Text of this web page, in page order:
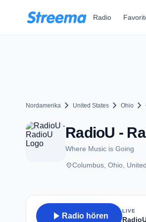
Radio
Nordamerika chevron_right United States chevron_right Ohio chevron_right
RadioU -
Where Music is Going
placeColumbus, Ohio,
play_arrow Radio hören
LIVE